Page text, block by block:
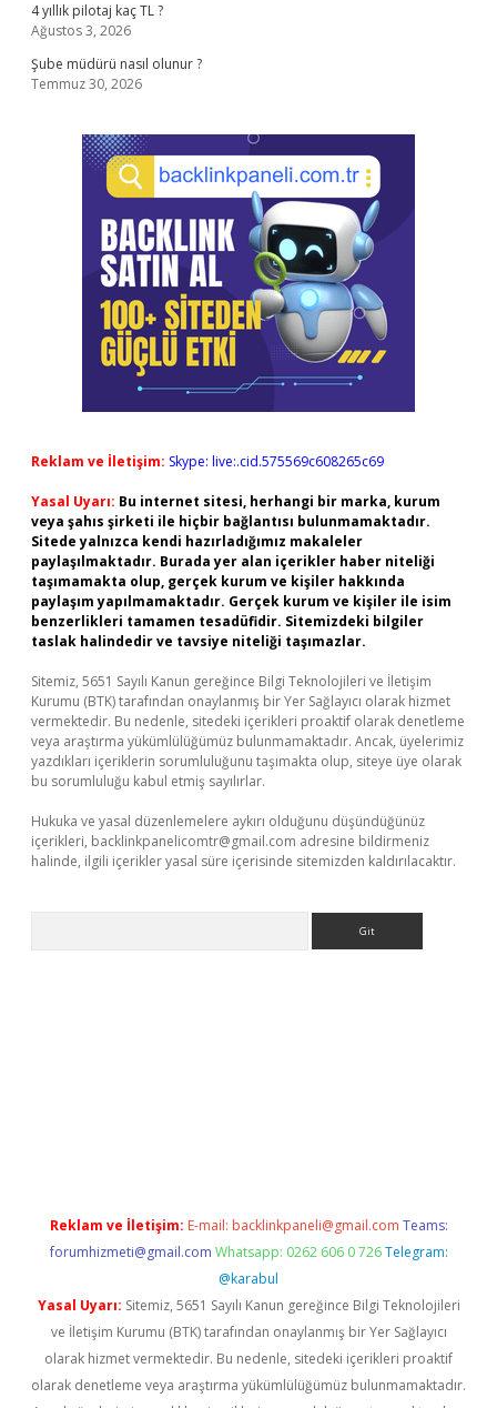
4 yıllık pilotaj kaç TL ?
Ağustos 3, 2026
Şube müdürü nasıl olunur ?
Temmuz 30, 2026
Reklam ve İletişim: Skype: live:.cid.575569c608265c69
Yasal Uyarı: Bu internet sitesi, herhangi bir marka, kurum
veya şahıs şirketi ile hiçbir bağlantısı bulunmamaktadır.
Sitede yalnızca kendi hazırladığımız makaleler
paylaşılmaktadır. Burada yer alan içerikler haber niteliği
taşımamakta olup, gerçek kurum ve kişiler hakkında
paylaşım yapılmamaktadır. Gerçek kurum ve kişiler ile isim
benzerlikleri tamamen tesadüfidir. Sitemizdeki bilgiler
taslak halindedir ve tavsiye niteliği taşımazlar.
Sitemiz, 5651 Sayılı Kanun gereğince Bilgi Teknolojileri ve İletişim
Kurumu (BTK) tarafından onaylanmış bir Yer Sağlayıcı olarak hizmet
vermektedir. Bu nedenle, sitedeki içerikleri proaktif olarak denetleme
veya araştırma yükümlülüğümüz bulunmamaktadır. Ancak, üyelerimiz
yazdıkları içeriklerin sorumluluğunu taşımakta olup, siteye üye olarak
bu sorumluluğu kabul etmiş sayılırlar.
Hukuka ve yasal düzenlemelere aykırı olduğunu düşündüğünüz
içerikleri, backlinkpanelicomtr@gmail.com adresine bildirmeniz
halinde, ilgili içerikler yasal süre içerisinde sitemizden kaldırılacaktır.
Reklam ve İletişim: E-mail: backlinkpaneli@gmail.com Teams:
forumhizmeti@gmail.com Whatsapp: 0262 606 0 726 Telegram:
@karabul
Yasal Uyarı: Sitemiz, 5651 Sayılı Kanun gereğince Bilgi Teknolojileri
ve İletişim Kurumu (BTK) tarafından onaylanmış bir Yer Sağlayıcı
olarak hizmet vermektedir. Bu nedenle, sitedeki içerikleri proaktif
olarak denetleme veya araştırma yükümlülüğümüz bulunmamaktadır.